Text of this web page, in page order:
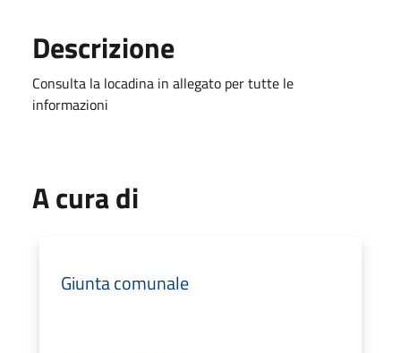
Descrizione
Consulta la locadina in allegato per tutte le
informazioni
A cura di
Giunta comunale